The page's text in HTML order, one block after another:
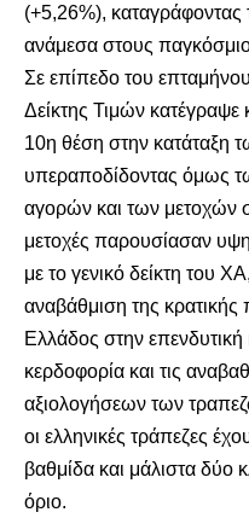
(+5,26%), καταγράφοντας
ανάμεσα στους
Σε επίπεδο του
Δείκτης Τιμών
10η θέση στην κατάταξη
υπεραποδίδοντας όμως
αγορών και των μετοχών
μετοχές παρουσίασαν
με το γενικό δείκτη του
αναβάθμιση της κρατικής
Ελλάδος στην
κερδοφορία και τις
αξιολογήσεων των
οι ελληνικές τράπεζες
βαθμίδα και μάλιστα δύο
όριο.